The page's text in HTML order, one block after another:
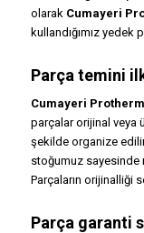
olarak Cumayeri
kullandığımız yedek
Parça temini
Cumayeri
parçalar orijinal veya
şekilde organize
stoğumuz sayesinde
Parçaların orijinalliği
Parça garanti